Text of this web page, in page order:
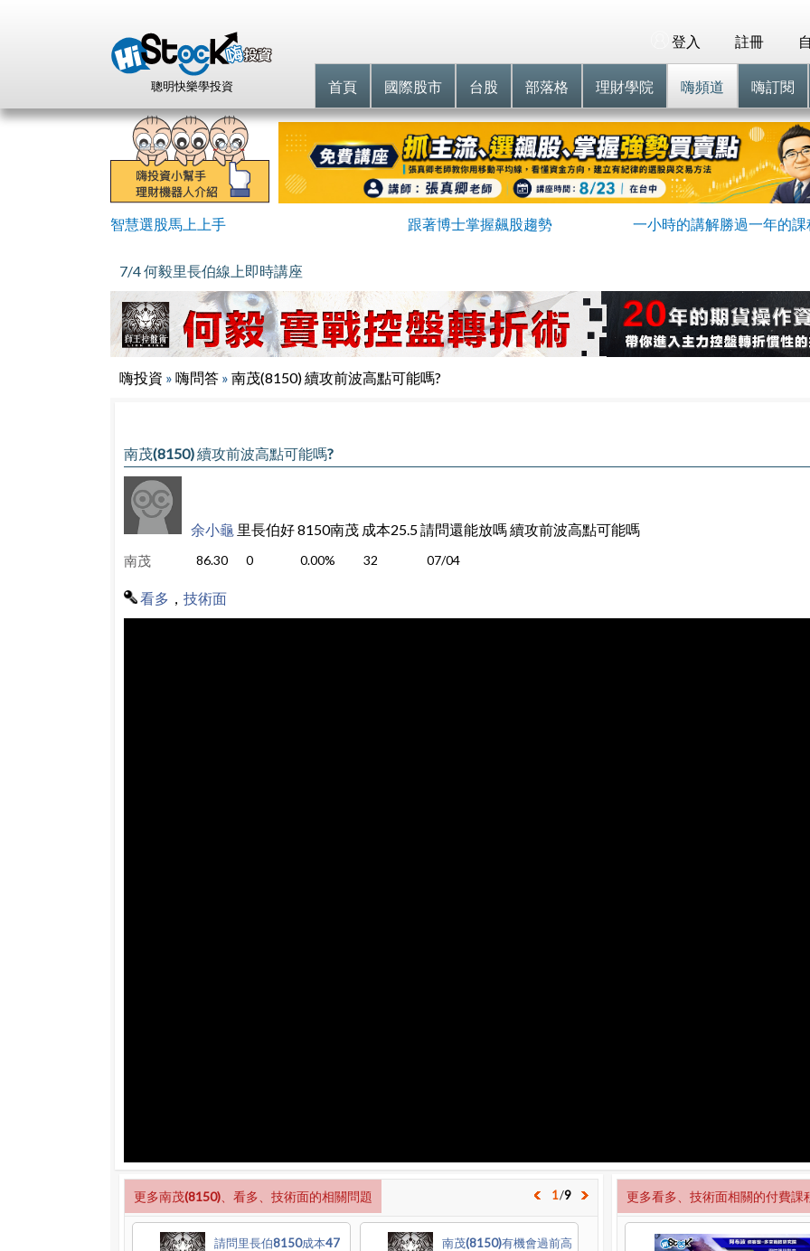
聰明快樂學投資
註冊
登入
首頁 國際股市 台股 部落格 理財學院 嗨頻道 嗨訂閱
智慧選股馬上上手 跟著博士掌握飆股趨勢 一小時的講解勝過一年的課
7/4 何毅里長伯線上即時講座
嗨投資 » 嗨問答 » 南茂(8150) 續攻前波高點可能嗎?
南茂(8150) 續攻前波高點可能嗎?
余小龜 里長伯好 8150南茂 成本25.5 請問還能放嗎 續攻前波高點可能嗎
南茂 86.30 0 0.00% 32 07/04
看多 技術面
更多南茂(8150)、看多、技術面的相關問題 1/9
請問里長伯8150成本47
南茂(8150)有機會過前高
更多看多、技術面相關的付費課